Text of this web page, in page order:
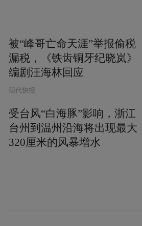
倾。特朗普曾表示，如果他
的总统大选，他将任命马
效率委员会。
的特别工作组，这也是全
的建议。特朗普称，这个
整个联邦政府进行全面的
被“峰哥亡命天涯”举报偷税
漏税，《铁齿铜牙纪晓岚》
编剧汪海林回应
现代快报
受台风“白海豚”影响，浙江
台州到温州沿海将出现最大
320厘米的风暴增水